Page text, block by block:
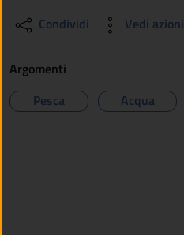
Condividi Vedi azioni
Argomenti
Pesca
Acqua